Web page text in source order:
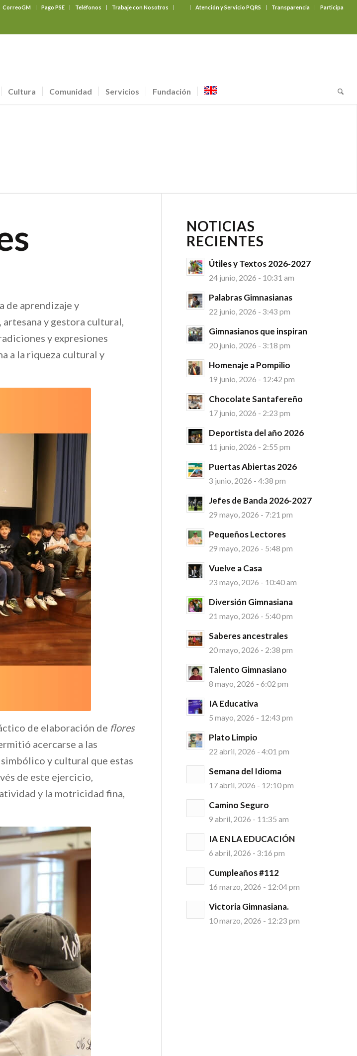
CorreoGM Pago PSE Teléfonos Trabaje con Nosotros Atención y Servicio PQRS Transparencia Participa
Cultura Comunidad Servicios Fundación
de aprendizaje y
, artesana y gestora cultural,
y expresiones
a la riqueza cultural y
de elaboración de flores
acercarse a las
y cultural que estas
de este ejercicio,
y la motricidad fina,
NOTICIAS
RECIENTES
Útiles y Textos 2026-2027
24 junio, 2026 - 10:31 am
Palabras Gimnasianas
22 junio, 2026 - 3:43 pm
Gimnasianos que inspiran
20 junio, 2026 - 3:18 pm
Homenaje a Pompilio
19 junio, 2026 - 12:42 pm
Chocolate Santafereño
17 junio, 2026 - 2:23 pm
Deportista del año 2026
11 junio, 2026 - 2:55 pm
Puertas Abiertas 2026
3 junio, 2026 - 4:38 pm
Jefes de Banda 2026-2027
29 mayo, 2026 - 7:21 pm
Pequeños Lectores
29 mayo, 2026 - 5:48 pm
Vuelve a Casa
23 mayo, 2026 - 10:40 am
Diversión Gimnasiana
21 mayo, 2026 - 5:40 pm
Saberes ancestrales
20 mayo, 2026 - 2:38 pm
Talento Gimnasiano
8 mayo, 2026 - 6:02 pm
IA Educativa
5 mayo, 2026 - 12:43 pm
Plato Limpio
22 abril, 2026 - 4:01 pm
Semana del Idioma
17 abril, 2026 - 12:10 pm
Camino Seguro
9 abril, 2026 - 11:35 am
IA EN LA EDUCACIÓN
6 abril, 2026 - 3:16 pm
Cumpleaños #112
16 marzo, 2026 - 12:04 pm
Victoria Gimnasiana.
10 marzo, 2026 - 12:23 pm